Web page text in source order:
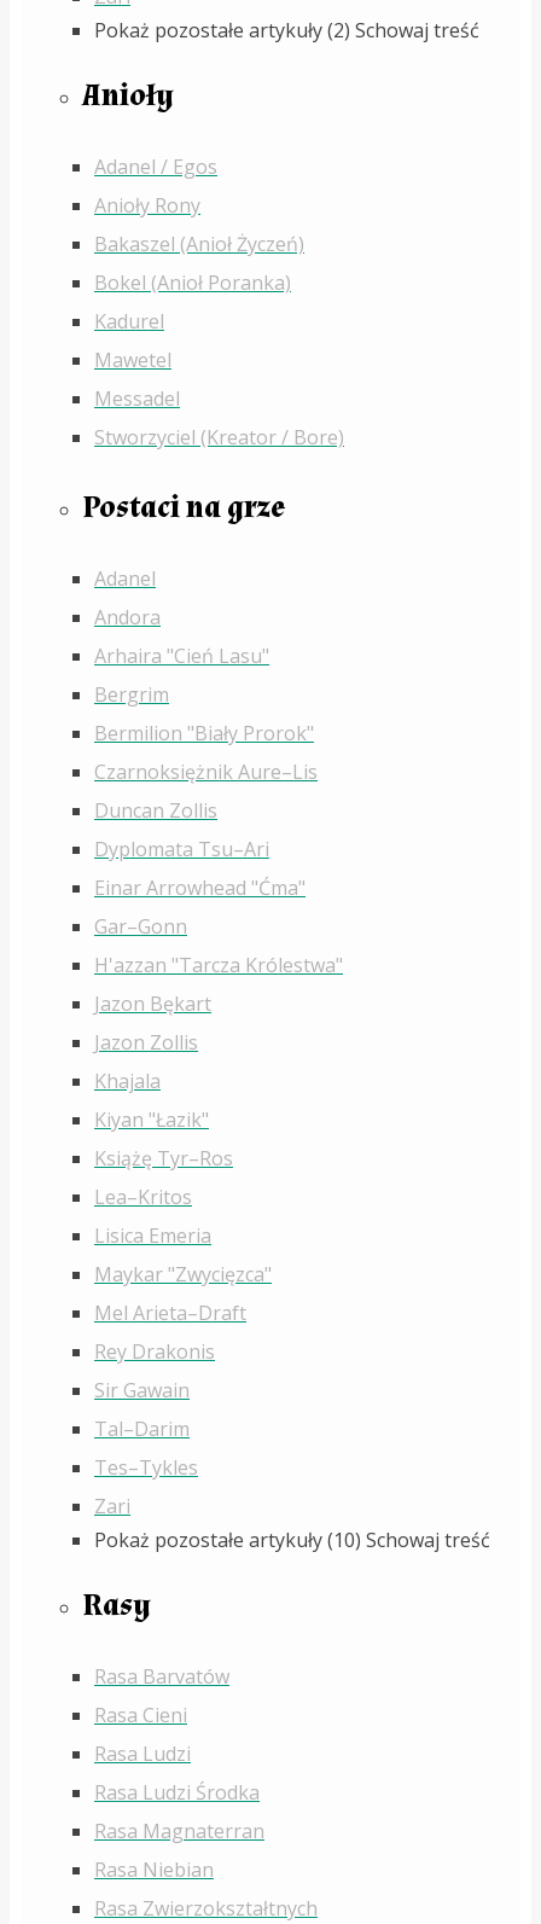
Pokaż pozostałe artykuły (2) Schowaj treść
Anioły
Adanel / Egos
Anioły Rony
Bakaszel (Anioł Życzeń)
Bokel (Anioł Poranka)
Kadurel
Mawetel
Messadel
Stworzyciel (Kreator / Bore)
Postaci na grze
Adanel
Andora
Arhaira "Cień Lasu"
Bergrim
Bermilion "Biały Prorok"
Czarnoksiężnik Aure–Lis
Duncan Zollis
Dyplomata Tsu–Ari
Einar Arrowhead "Ćma"
Gar–Gonn
H'azzan "Tarcza Królestwa"
Jazon Bękart
Jazon Zollis
Khajala
Kiyan "Łazik"
Książę Tyr–Ros
Lea–Kritos
Lisica Emeria
Maykar "Zwycięzca"
Mel Arieta–Draft
Rey Drakonis
Sir Gawain
Tal–Darim
Tes–Tykles
Zari
Pokaż pozostałe artykuły (10) Schowaj treść
Rasy
Rasa Barvatów
Rasa Cieni
Rasa Ludzi
Rasa Ludzi Środka
Rasa Magnaterran
Rasa Niebian
Rasa Zwierzokształtnych